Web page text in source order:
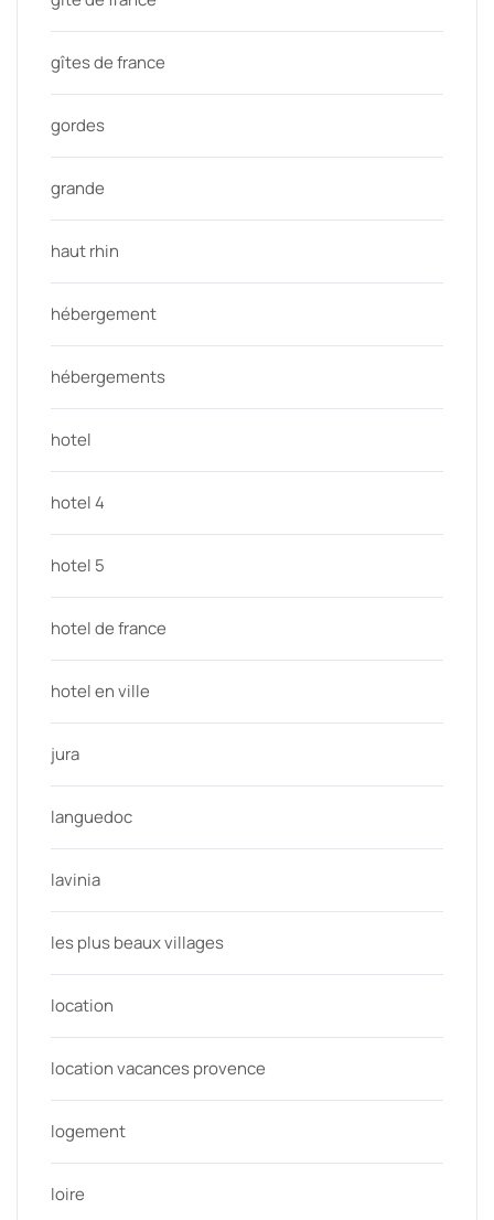
gîtes de france
gordes
grande
haut rhin
hébergement
hébergements
hotel
hotel 4
hotel 5
hotel de france
hotel en ville
jura
languedoc
lavinia
les plus beaux villages
location
location vacances provence
logement
loire